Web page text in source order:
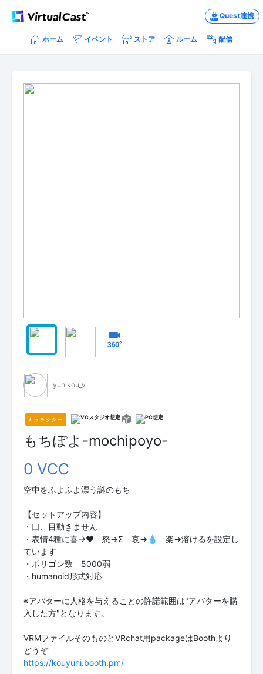
Quest連携
ホーム イベント ストア ルーム 配信
yuhikou_v
キャラクター
もちぽよ-mochipoyo-
0 VCC
空中をふよふよ漂う謎のもち
【セットアップ内容】
・口、目動きません
・表情4種に喜→♥ 怒→Σ 哀→💧 楽→溶けるを設定し
ています
・ポリゴン数 5000弱
・humanoid形式対応
※アバターに人格を与えることの許諾範囲は"アバターを購
入した方"となります。
VRMファイルそのものとVRchat用packageはBoothより
https://kouyuhi.booth.pm/